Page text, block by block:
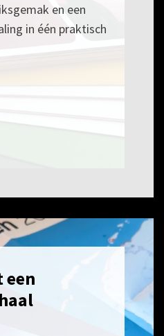
en een
in één praktisch
een